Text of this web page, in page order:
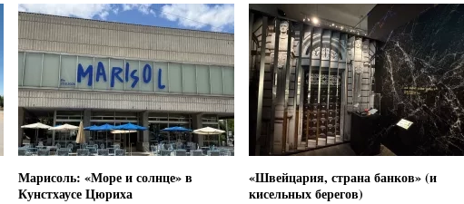
Марисоль: «Море и солнце» в
Кунстхаусе Цюриха
«Швейцария, страна банков» (и
кисельных берегов)